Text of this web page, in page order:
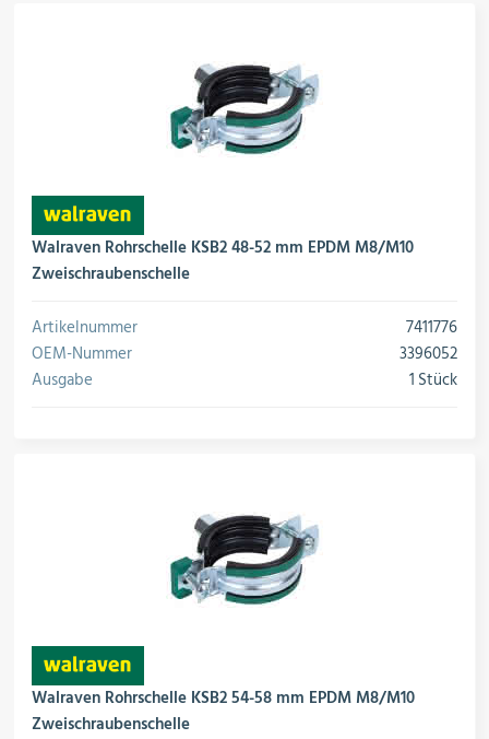
Walraven Rohrschelle KSB2 48-52 mm EPDM M8/M10
Zweischraubenschelle
Artikelnummer
7411776
OEM-Nummer
3396052
Ausgabe
1 Stück
Walraven Rohrschelle KSB2 54-58 mm EPDM M8/M10
Zweischraubenschelle